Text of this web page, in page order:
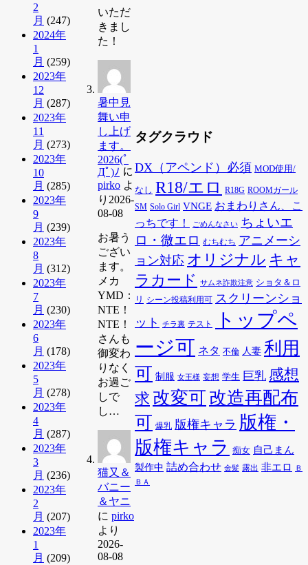
2
月 (247)
2024年
1
月 (259)
2023年
12
月 (287)
2023年
11
月 (273)
2023年
10
月 (285)
2023年
9
月 (239)
2023年
8
月 (312)
2023年
7
月 (230)
2023年
6
月 (178)
2023年
5
月 (278)
2023年
4
月 (287)
2023年
3
月 (236)
2023年
2
月 (207)
2023年
1
月 (209)
いただ
きまし
た！
暑中見
舞い申
し上げ
ます。
2026(ﾟ
Дﾟ)ﾉ に
pirko よ
り 2026-
08-08
お暑う
ござい
ます。
メカ
YMD：
NTE！
NTE！
さんも
御変わ
りなく
お過ご
しで
し…
猫又＆
バニー
＆ヤニ
に pirko
より
2026-
08-08
タグクラウド
DX（アペンド）必須 MOD使用/
なし R18/エロ R18G ROOMガール
SM Solo Girl VNGE おまわりさん、こ
っちです！
ごめんなさい ちょいエ
ロ・微エロ むちむち アニメーシ
ョン対応 オリジナル キャ
ラカード
サムネ詐欺注意 ショタ＆ロ
リ シーン投稿利用可 スクリーンショ
ット
チラ裏 テスト
トップペ
ージ可 ネタ 不倫 人妻 利用
可 制服 女王様 妄想 学生 巨乳 感想
求 改変可 改造再配布
可 爆乳 版権キャラ 版権・
版権キャラ 痴女 自己まん
製作中 詰め合わせ 金髪 露出 非エロ
Ｂ
ＢＡ